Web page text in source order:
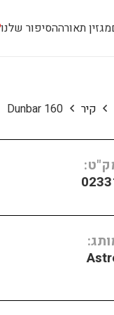
מגזין תאורההסיפור שלנו
קיר Dunbar 160